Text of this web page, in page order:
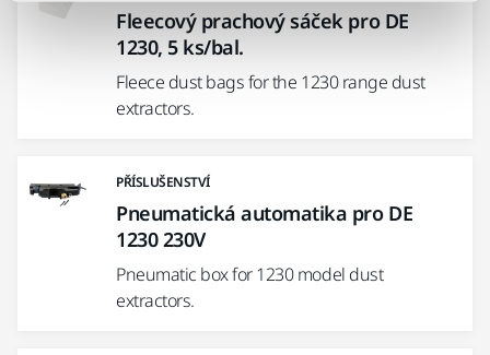
Fleecový prachový sáček pro DE
1230, 5 ks/bal.
Fleece dust bags for the 1230 range dust
extractors.
PŘÍSLUŠENSTVÍ
Pneumatická automatika pro DE
1230 230V
Pneumatic box for 1230 model dust
extractors.